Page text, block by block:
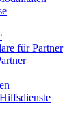
für Partner